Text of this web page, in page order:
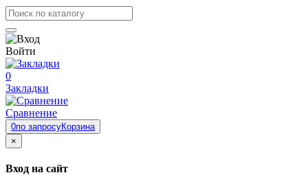
Войти
0
Закладки
Сравнение
0по запросуКорзина
×
Вход на сайт